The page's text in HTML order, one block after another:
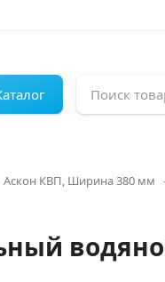
Аскон КВП, Ширина 380 мм